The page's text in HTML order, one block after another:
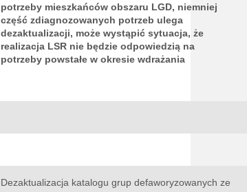
potrzeby mieszkańców obszaru LGD, niemniej
część zdiagnozowanych potrzeb ulega
dezaktualizacji, może wystąpić sytuacja, że
realizacja LSR nie będzie odpowiedzią na
potrzeby powstałe w okresie wdrażania
Dezaktualizacja katalogu grup defaworyzowanych ze